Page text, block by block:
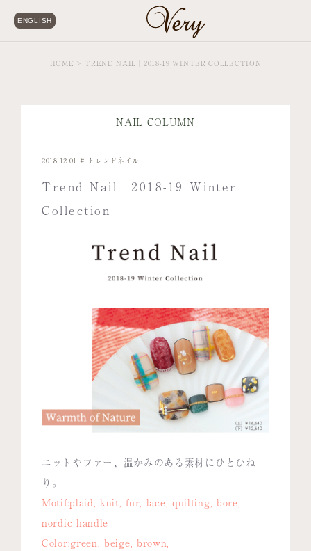
ENGLISH
HOME TREND NAIL｜2018-19 WINTER COLLECTION
NAIL COLUMN
2018.12.01 トレンドネイル
Trend Nail｜2018-19 Winter
Collection
ニットやファー、温かみのある素材にひとひね
り。
Motif:plaid, knit, fur, lace, quilting, bore,
nordic handle
Color:green, beige, brown,